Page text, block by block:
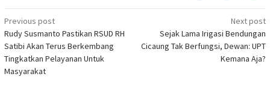
Post
navigation
Previous post
Rudy Susmanto Pastikan RSUD RH
Satibi Akan Terus Berkembang
Tingkatkan Pelayanan Untuk
Masyarakat
Next post
Sejak Lama Irigasi Bendungan
Cicaung Tak Berfungsi, Dewan: UPT
Kemana Aja?